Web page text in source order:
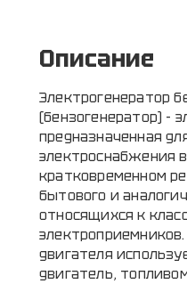
Описание
Электрогенератор
(бензогенератор) -
предназначенная
электроснабжения
кратковременном
бытового и
относящихся к
двигателя
двигатель,